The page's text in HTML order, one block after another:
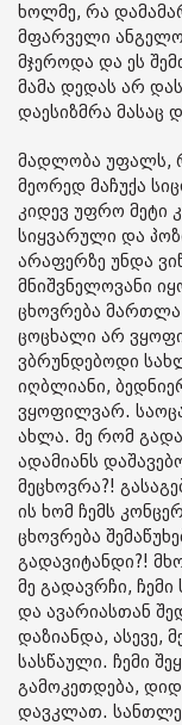
ხოლმე, რა
მფარველი
მჯეროდა და ეს
მამა დედას არ
დაესიზმრა მასაც
მადლობა უფალს,
მეორედ მაჩუქა
კიდევ უფრო მეტი
სიყვარული და
არაფერზე უნდა
მნიშვნელოვანი
ცხოვრება
ცოცხალი არ
ვბრუნდებოდი
იღბლიანი,
ვყოფილვარ.
ახლა. მე რომ
ადამიანს
მეცხოვრა?!
ის ხომ ჩემს
ცხოვრება
გადავიტანდი?!
მე გადავრჩი,
და ავარიასთან
დაზიანდა, ასევე,
სასწაული. ჩემი
გამოკეთდება,
დავკლათ.